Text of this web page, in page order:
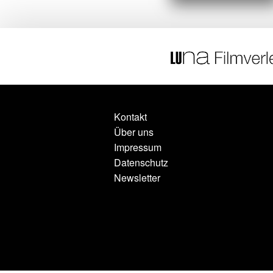
Kontakt
Über uns
Impressum
Datenschutz
Newsletter